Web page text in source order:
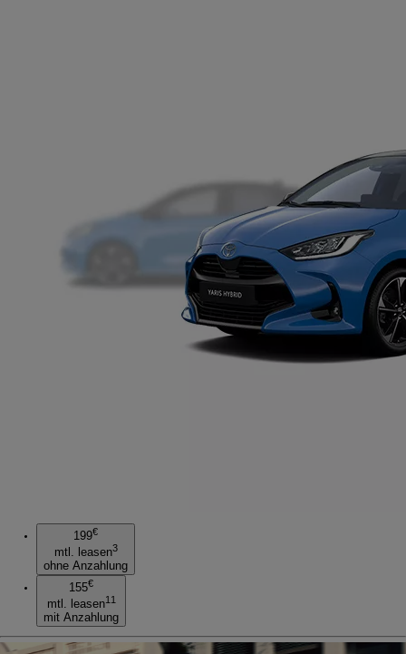
199€
mtl. leasen3
ohne Anzahlung
155€
mtl. leasen11
mit Anzahlung